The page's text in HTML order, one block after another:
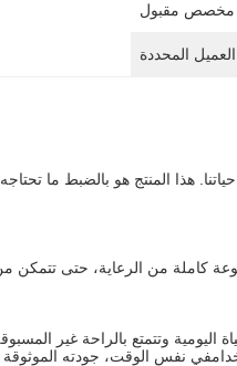
مخصص مقبول
المحددة
كاملة من الرعاية، حتى تتمكن من
نفس الوقت، جودته الموثوقة